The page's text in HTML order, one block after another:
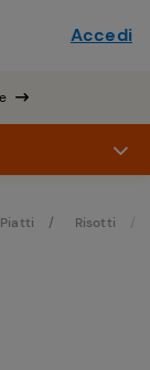
Accedi
Risotti